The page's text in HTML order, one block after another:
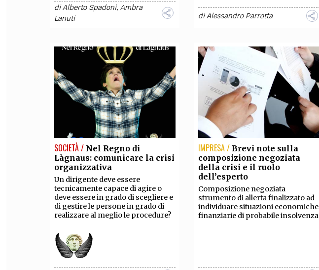
diAlberto Spadoni, Ambra
Lanuti
diAlessandro Parrotta
SOCIETÀ / Nel Regno di
Làgnaus: comunicare la crisi
organizzativa​​​​​​​
Un dirigente deve essere
tecnicamente capace di agire o
deve essere in grado di scegliere e
di gestire le persone in grado di
realizzare al meglio le procedure?
IMPRESA / Brevi note sulla
composizione negoziata
della crisi e il ruolo
dell’esperto
Composizione negoziata
strumento di allerta finalizzato ad
individuare situazioni economiche
finanziarie di probabile insolvenza